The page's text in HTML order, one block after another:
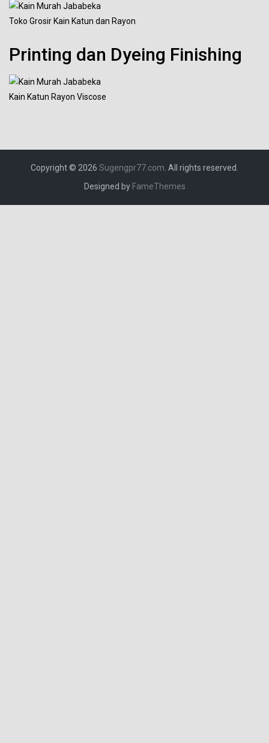
Toko Grosir Kain Katun dan Rayon
Printing dan Dyeing Finishing
Kain Katun Rayon Viscose
Copyright © 2026 Sugengpr77.com . All rights reserved.
Designed by FameThemes